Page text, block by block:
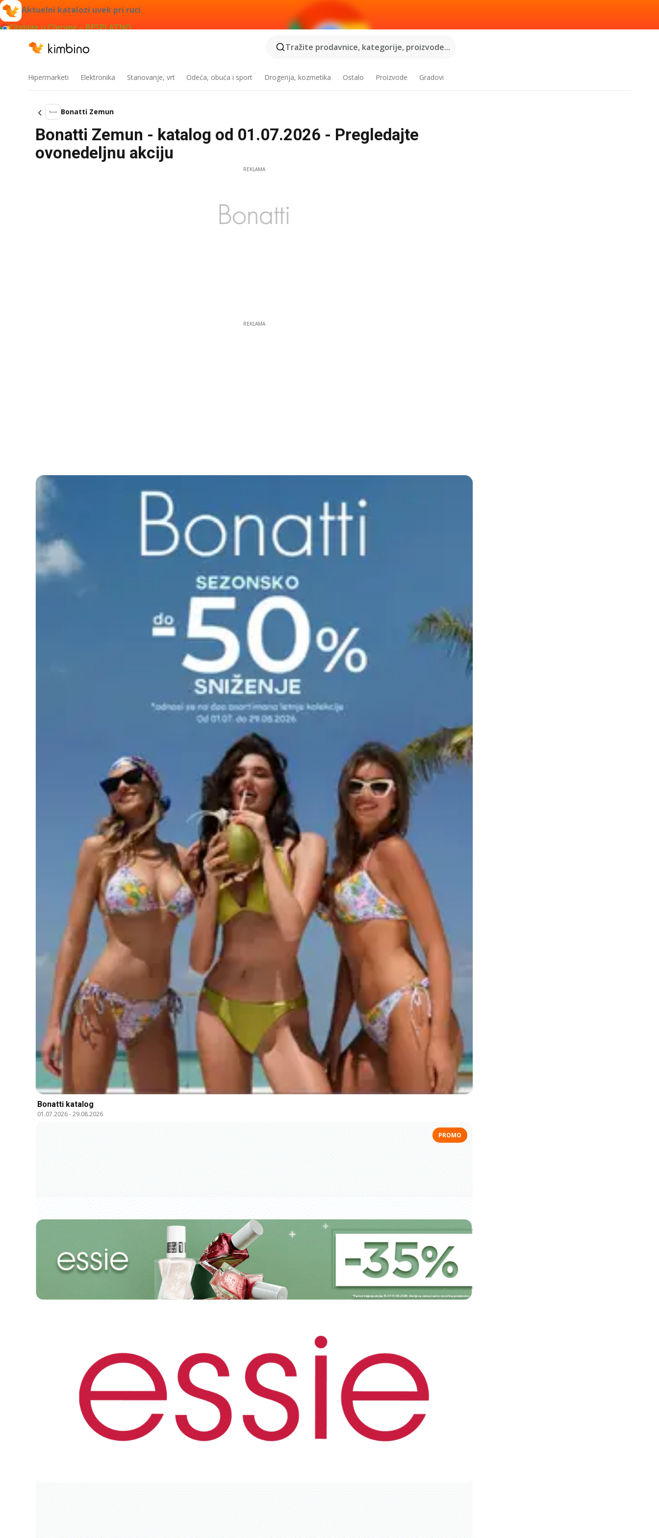
Aktuelni katalozi uvek pri ruci
Dodajte u Chrome – BESPLATNO
Tražite prodavnice, kategorije, proizvode...
Hipermarketi Elektronika Stanovanje, vrt Odeća, obuća i sport Drogerija, kozmetika Ostalo Proizvode Gradovi
Bonatti Zemun
Bonatti Zemun - katalog od 01.07.2026 - Pregledajte
ovonedeljnu akciju
REKLAMA
REKLAMA
Bonatti katalog
01.07.2026-29.08.2026
PROMO